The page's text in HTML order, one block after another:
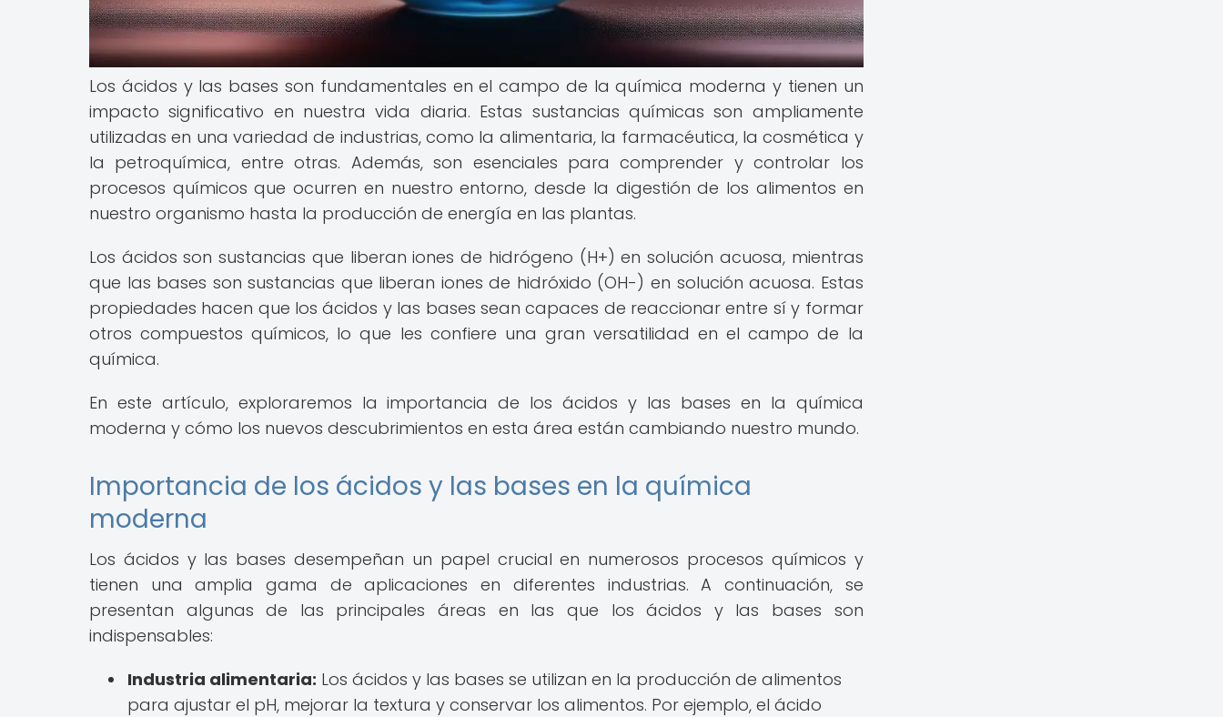
Los ácidos y las bases son fundamentales en el campo de la química moderna y tienen un
impacto significativo en nuestra vida diaria. Estas sustancias químicas son ampliamente
utilizadas en una variedad de industrias, como la alimentaria, la farmacéutica, la cosmética y
la petroquímica, entre otras. Además, son esenciales para comprender y controlar los
procesos químicos que ocurren en nuestro entorno, desde la digestión de los alimentos en
nuestro organismo hasta la producción de energía en las plantas.
Los ácidos son sustancias que liberan iones de hidrógeno (H+) en solución acuosa, mientras
que las bases son sustancias que liberan iones de hidróxido (OH-) en solución acuosa. Estas
propiedades hacen que los ácidos y las bases sean capaces de reaccionar entre sí y formar
otros compuestos químicos, lo que les confiere una gran versatilidad en el campo de la
química.
En este artículo, exploraremos la importancia de los ácidos y las bases en la química
moderna y cómo los nuevos descubrimientos en esta área están cambiando nuestro mundo.
Importancia de los ácidos y las bases en la química
moderna
Los ácidos y las bases desempeñan un papel crucial en numerosos procesos químicos y
tienen una amplia gama de aplicaciones en diferentes industrias. A continuación, se
presentan algunas de las principales áreas en las que los ácidos y las bases son
indispensables:
Industria alimentaria: Los ácidos y las bases se utilizan en la producción de alimentos
para ajustar el pH, mejorar la textura y conservar los alimentos. Por ejemplo, el ácido